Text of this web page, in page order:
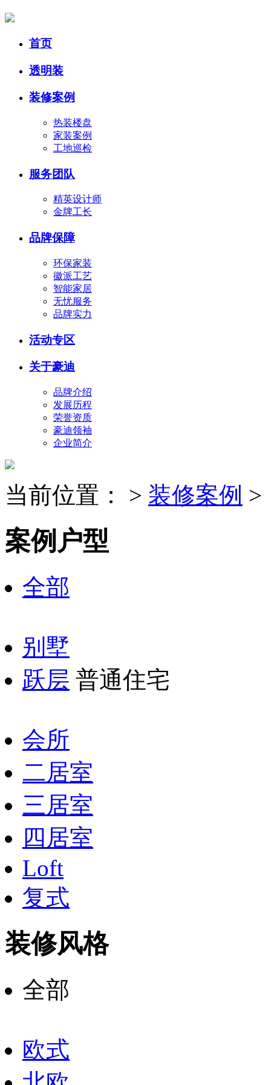
首页
透明装
装修案例
热装楼盘
家装案例
工地巡检
服务团队
精英设计师
金牌工长
品牌保障
环保家装
徽派工艺
智能家居
无忧服务
品牌实力
活动专区
关于豪迪
品牌介绍
发展历程
荣誉资质
豪迪领袖
企业简介
当前位置： > 装修案例 >
案例户型
全部
别墅
跃层 普通住宅
会所
二居室
三居室
四居室
Loft
复式
装修风格
全部
欧式